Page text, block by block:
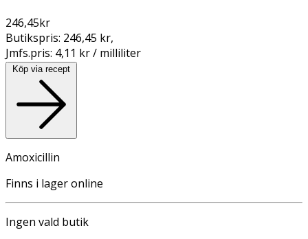
246,45kr
Butikspris: 246,45 kr,
Jmfs.pris: 4,11 kr / milliliter
Köp via recept
Amoxicillin
Finns i lager online
Ingen vald butik